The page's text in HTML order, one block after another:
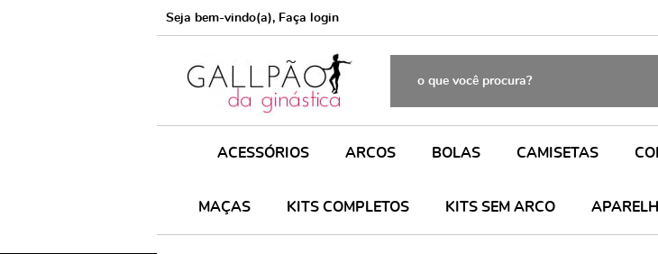
Seja bem-vindo(a), Faça login
ACESSÓRIOS ARCOS BOLAS CAMISETAS
MAÇAS KITS COMPLETOS KITS SEM ARCO